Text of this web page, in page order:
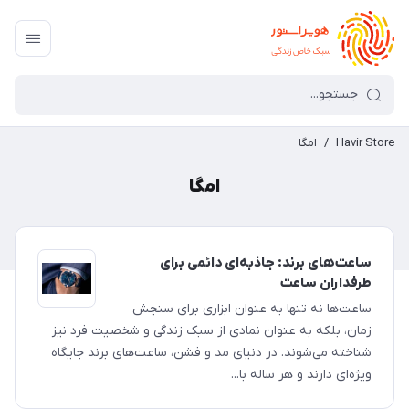
Havir Store
/ امگا
امگا
ساعت‌های برند: جاذبه‌ای دائمی برای
طرفداران ساعت
ساعت‌ها نه تنها به عنوان ابزاری برای سنجش
زمان، بلکه به عنوان نمادی از سبک زندگی و شخصیت فرد نیز
شناخته می‌شوند. در دنیای مد و فشن، ساعت‌های برند جایگاه
ویژه‌ای دارند و هر ساله با...